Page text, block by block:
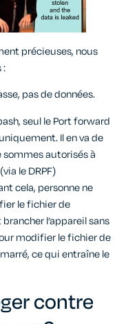
précieuses, nous
:
pas de données.
seul le Port forward
Il en va de
autorisés à
le DRPF)
cela, personne ne
le fichier de
l’appareil sans
modifier le fichier de
ce qui entraîne le
contre